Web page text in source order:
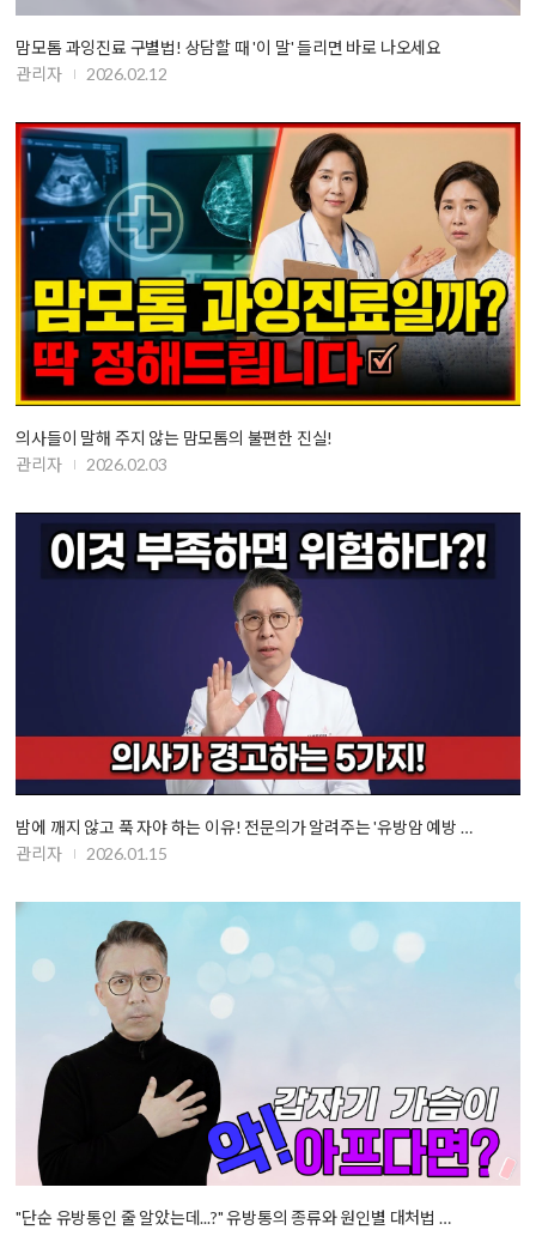
맘모톰 과잉진료 구별법! 상담할 때 '이 말' 들리면 바로 나오세요
관리자
2026.02.12
의사들이 말해 주지 않는 맘모톰의 불편한 진실!
관리자
2026.02.03
밤에 깨지 않고 푹 자야 하는 이유! 전문의가 알려주는 '유방암 예방 …
관리자
2026.01.15
"단순 유방통인 줄 알았는데...?" 유방통의 종류와 원인별 대처법 …